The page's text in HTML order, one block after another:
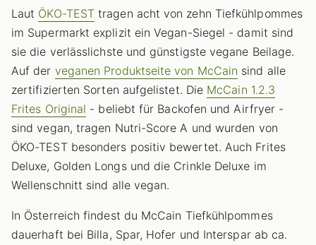
Laut ÖKO-TEST tragen acht von zehn Tiefkühlpommes
im Supermarkt explizit ein Vegan-Siegel - damit sind
sie die verlässlichste und günstigste vegane Beilage.
Auf der veganen Produktseite von McCain sind alle
zertifizierten Sorten aufgelistet. Die McCain 1.2.3
Frites Original - beliebt für Backofen und Airfryer -
sind vegan, tragen Nutri-Score A und wurden von
ÖKO-TEST besonders positiv bewertet. Auch Frites
Deluxe, Golden Longs und die Crinkle Deluxe im
Wellenschnitt sind alle vegan.
In Österreich findest du McCain Tiefkühlpommes
dauerhaft bei Billa, Spar, Hofer und Interspar ab ca.